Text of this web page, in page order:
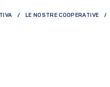
LE NOSTRE COOPERATIVE